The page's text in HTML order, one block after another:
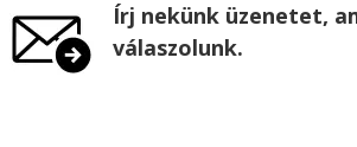
Írj nekünk üzenetet,
válaszolunk.